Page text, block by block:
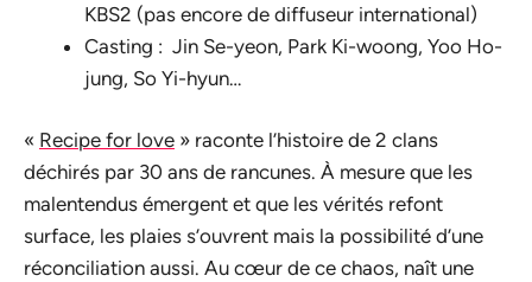
KBS2 (pas encore de diffuseur international)
Casting : Jin Se-yeon, Park Ki-woong, Yoo Ho-
jung, So Yi-hyun…
« Recipe for love » raconte l’histoire de 2 clans
déchirés par 30 ans de rancunes. À mesure que les
malentendus émergent et que les vérités refont
surface, les plaies s’ouvrent mais la possibilité d’une
réconciliation aussi. Au cœur de ce chaos, naît une